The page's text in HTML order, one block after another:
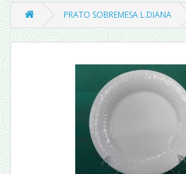
PRATO SOBREMESA L.DIANA